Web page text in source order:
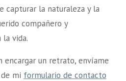
capturar la naturaleza y la
compañero y
vida.
encargar un retrato, envíame
mi formulario de contacto